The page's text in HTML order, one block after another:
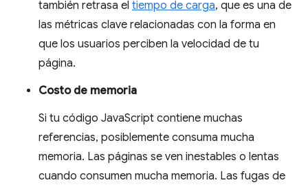
también retrasa el tiempo de carga, que es una de
las métricas clave relacionadas con la forma en
que los usuarios perciben la velocidad de tu
página.
Costo de memoria
Si tu código JavaScript contiene muchas
referencias, posiblemente consuma mucha
memoria. Las páginas se ven inestables o lentas
cuando consumen mucha memoria. Las fugas de